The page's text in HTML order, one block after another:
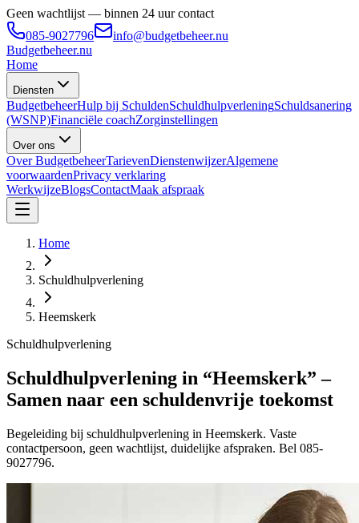
Geen wachtlijst — binnen 24 uur contact
085-9027796
info@budgetbeheer.nu
Budgetbeheer.nu
Home
Diensten
BudgetbeheerHulp bij SchuldenSchuldhulpverleningSchuldsanering
(WSNP)Financiële coachZorginstellingen
Over ons
Over BudgetbeheerTarievenDienstenwijzerAlgemene
voorwaardenPrivacy verklaring
WerkwijzeBlogsContactMaak afspraak
Home
Schuldhulpverlening
Heemskerk
Schuldhulpverlening
Schuldhulpverlening in “Heemskerk” –
Samen naar een schuldenvrije toekomst
Begeleiding bij schuldhulpverlening in Heemskerk. Vaste
contactpersoon, geen wachtlijst, duidelijke afspraken. Bel 085-
9027796.